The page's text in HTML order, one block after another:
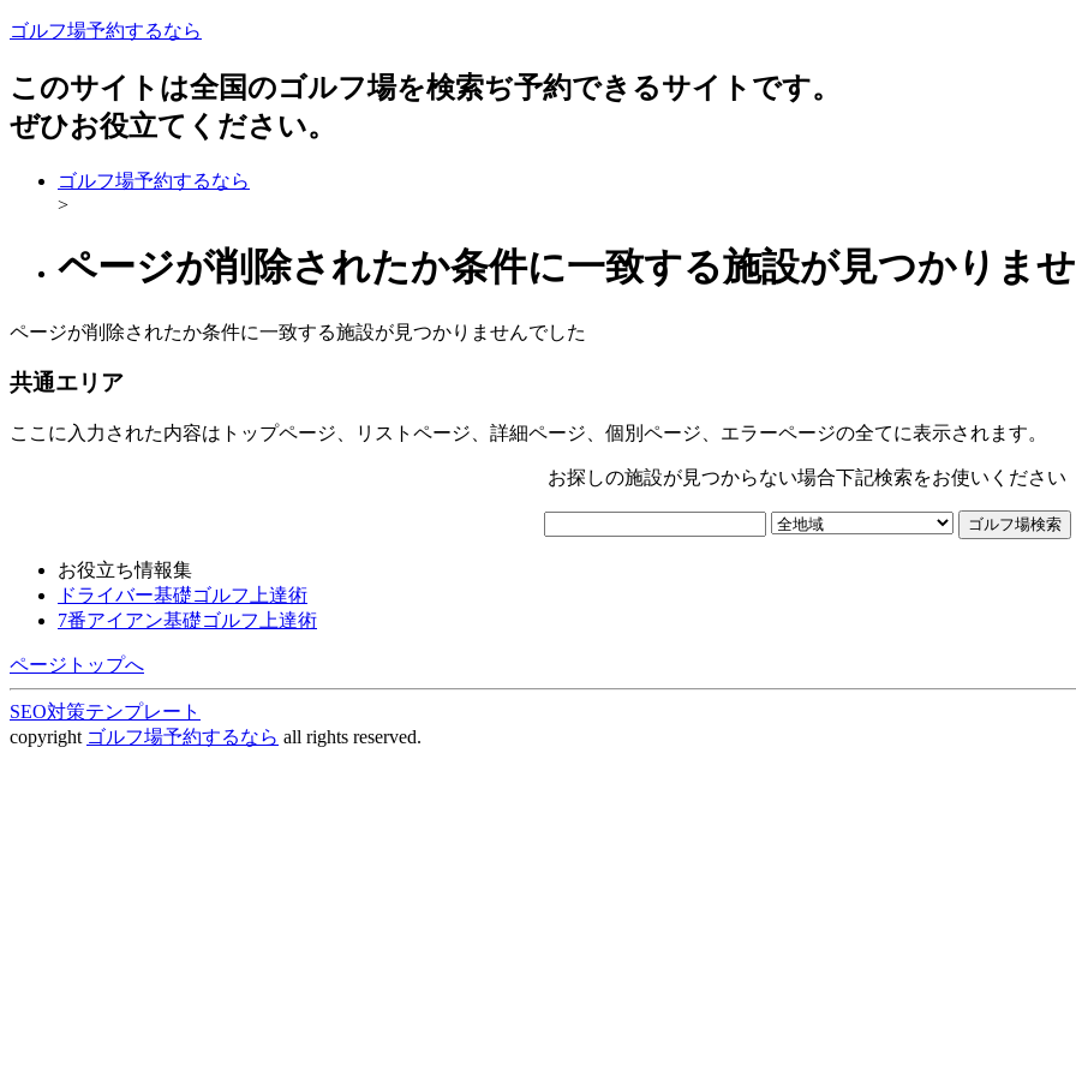
ゴルフ場予約するなら
このサイトは全国のゴルフ場を検索ぢ予約できるサイトです。
ぜひお役立てください。
ゴルフ場予約するなら
>
ページが削除されたか条件に一致する施設が見つかりま
ページが削除されたか条件に一致する施設が見つかりませんでした
共通エリア
ここに入力された内容はトップページ、リストページ、詳細ページ、個別ページ、エラーページの全てに表示されます。
お探しの施設が見つからない場合下記検索をお使いください
お役立ち情報集
ドライバー基礎ゴルフ上達術
7番アイアン基礎ゴルフ上達術
ページトップへ
SEO対策テンプレート
copyright ゴルフ場予約するなら all rights reserved.